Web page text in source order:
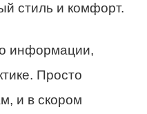
стиль и комфорт.
информации,
Просто
и в скором